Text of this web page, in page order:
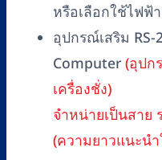
หรือเลือกใช้ไฟฟ้
อุปกรณ์เสริม
Computer(อุปก
เครื่องชั่ง)
จำหน่ายเป็นสาย
(ความยาวแนะนำ